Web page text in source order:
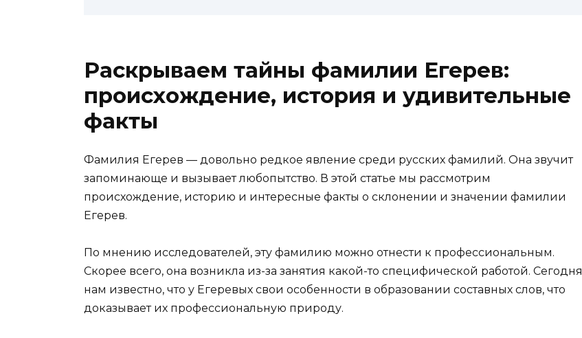
Раскрываем тайны фамилии Егерев:
происхождение, история и удивительные
факты
Фамилия Егерев — довольно редкое явление среди русских фамилий. Она звучит
запоминающе и вызывает любопытство. В этой статье мы рассмотрим
происхождение, историю и интересные факты о склонении и значении фамилии
Егерев.
По мнению исследователей, эту фамилию можно отнести к профессиональным.
Скорее всего, она возникла из-за занятия какой-то специфической работой. Сегодня
нам известно, что у Егеревых свои особенности в образовании составных слов, что
доказывает их профессиональную природу.